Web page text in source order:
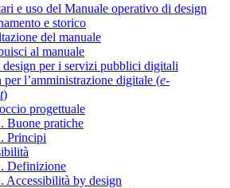
e uso del Manuale operativo di design
e storico
del manuale
al manuale
per i servizi pubblici digitali
per l’amministrazione digitale (e-
)
progettuale
Buone pratiche
Principi
Definizione
Accessibilità by design